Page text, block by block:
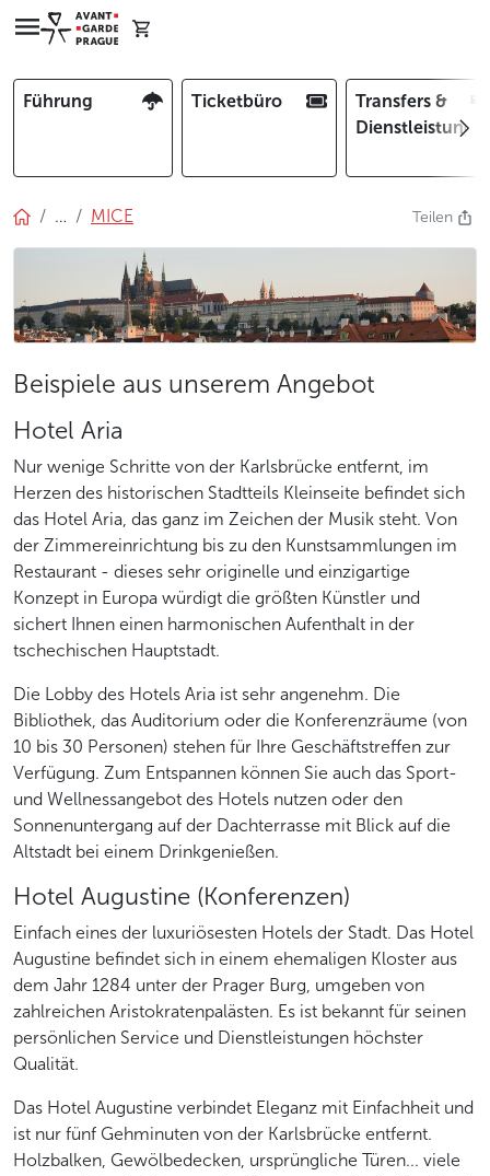
Führung Ticketbüro
Transfers &
… MICE Teilen
Beispiele aus unserem Angebot
Hotel Aria
Nur wenige Schritte von der Karlsbrücke entfernt, im
Herzen des historischen Stadtteils Kleinseite befindet sich
das Hotel Aria, das ganz im Zeichen der Musik steht. Von
der Zimmereinrichtung bis zu den Kunstsammlungen im
Restaurant - dieses sehr originelle und einzigartige
Konzept in Europa würdigt die größten Künstler und
sichert Ihnen einen harmonischen Aufenthalt in der
tschechischen Hauptstadt.
Die Lobby des Hotels Aria ist sehr angenehm. Die
Bibliothek, das Auditorium oder die Konferenzräume (von
10 bis 30 Personen) stehen für Ihre Geschäftstreffen zur
Verfügung. Zum Entspannen können Sie auch das Sport-
und Wellnessangebot des Hotels nutzen oder den
Sonnenuntergang auf der Dachterrasse mit Blick auf die
Altstadt bei einem Drinkgenießen.
Hotel Augustine (Konferenzen)
Einfach eines der luxuriösesten Hotels der Stadt. Das Hotel
Augustine befindet sich in einem ehemaligen Kloster aus
dem Jahr 1284 unter der Prager Burg, umgeben von
zahlreichen Aristokratenpalästen. Es ist bekannt für seinen
persönlichen Service und Dienstleistungen höchster
Qualität.
Das Hotel Augustine verbindet Eleganz mit Einfachheit und
ist nur fünf Gehminuten von der Karlsbrücke entfernt.
Holzbalken, Gewölbedecken, ursprüngliche Türen... viele